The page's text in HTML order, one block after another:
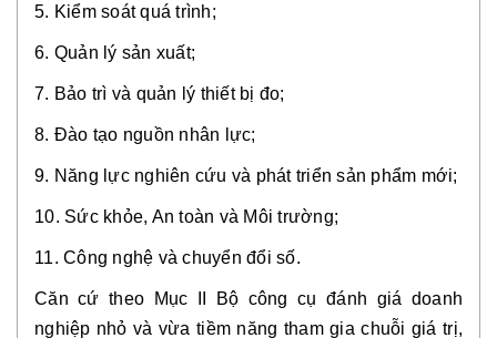
5. Kiểm soát quá trình;
6. Quản lý sản xuất;
7. Bảo trì và quản lý thiết bị đo;
8. Đào tạo nguồn nhân lực;
9. Năng lực nghiên cứu và phát triển sản phẩm mới;
10. Sức khỏe, An toàn và Môi trường;
11. Công nghệ và chuyển đổi số.
Căn cứ theo Mục II Bộ công cụ đánh giá doanh